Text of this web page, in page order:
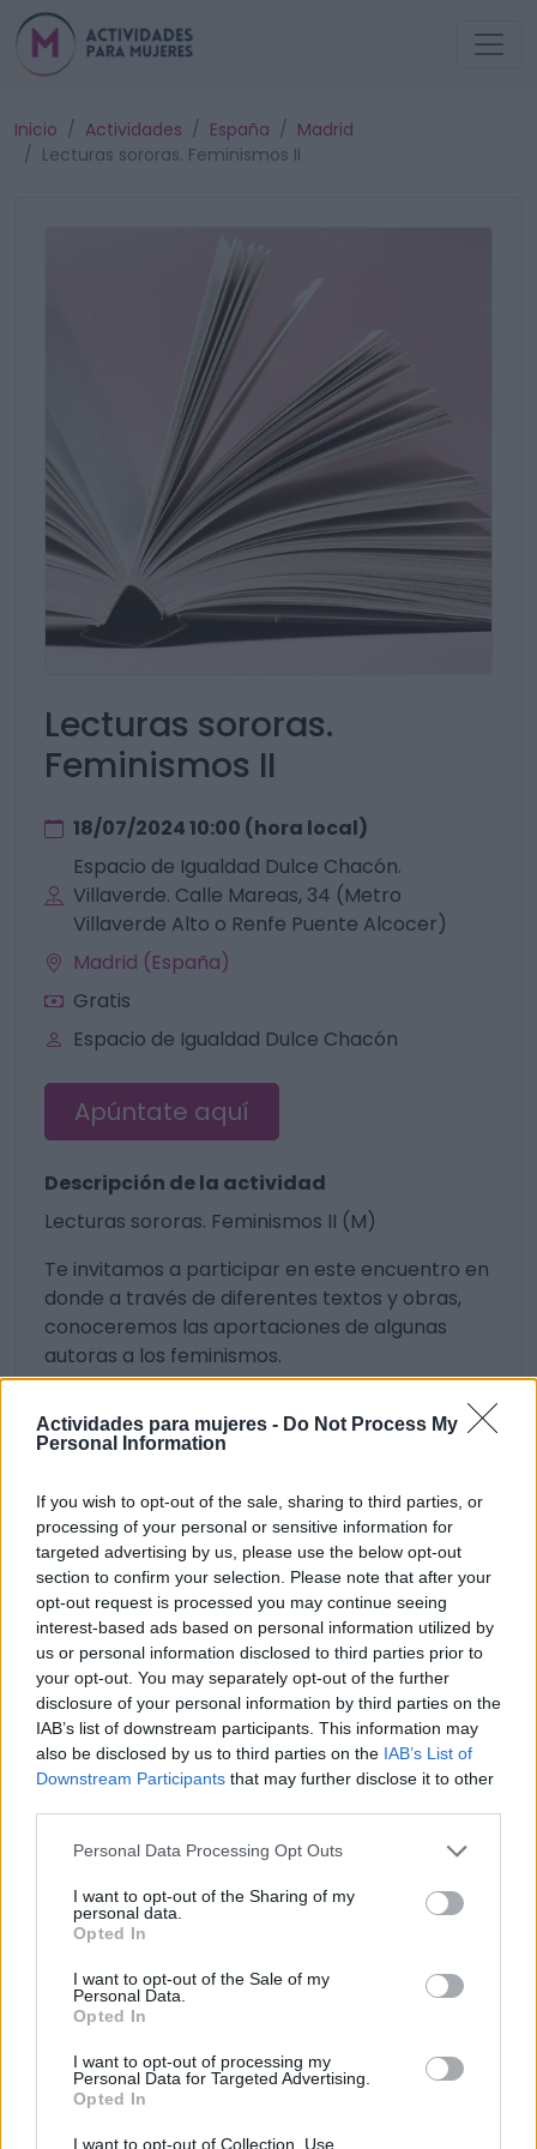
Actividades para mujeres - Do Not Process My
Personal Information
If you wish to opt-out of the sale, sharing to third parties, or
processing of your personal or sensitive information for
targeted advertising by us, please use the below opt-out
section to confirm your selection. Please note that after your
opt-out request is processed you may continue seeing
interest-based ads based on personal information utilized by
us or personal information disclosed to third parties prior to
your opt-out. You may separately opt-out of the further
disclosure of your personal information by third parties on the
IAB’s list of downstream participants. This information may
also be disclosed by us to third parties on the IAB’s List of
Downstream Participants that may further disclose it to other
Personal Data Processing Opt Outs
I want to opt-out of the Sharing of my
personal data.
Opted In
I want to opt-out of the Sale of my
Personal Data.
Opted In
I want to opt-out of processing my
Personal Data for Targeted Advertising.
Opted In
I want to opt-out of Collection, Use,
Inicio Actividades España
Madrid
Lecturas sororas. Feminismos II
Lecturas sororas.
Feminismos II
18/07/2024 10:00 (hora local)
Espacio de Igualdad Dulce Chacón.
Villaverde. Calle Mareas, 34 (Metro
Villaverde Alto o Renfe Puente Alcocer)
Madrid (España)
Gratis
Espacio de Igualdad Dulce Chacón
Apúntate aquí
Descripción de la actividad
Lecturas sororas. Feminismos II (M)
Te invitamos a participar en este encuentro en
donde a través de diferentes textos y obras,
conoceremos las aportaciones de algunas
autoras a los feminismos.
19 visualizaciones Feministas
Únete a nuestra comunidad y
mantente informada de
nuestras novedades
He leído y acepto la
elaviso legal.